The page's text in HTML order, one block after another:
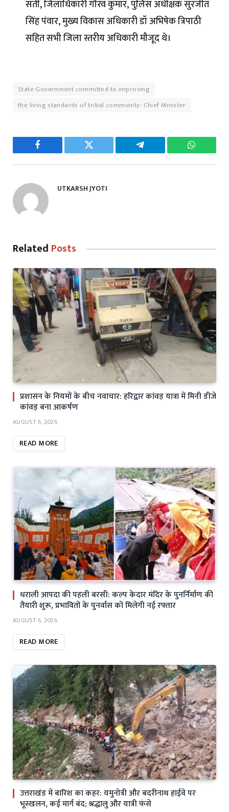
सती, जिलाधिकारी गौरव कुमार, पुलिस अधीक्षक सुरजीत
सिंह पंवार, मुख्य विकास अधिकारी डॉ अभिषेक त्रिपाठी
सहित सभी जिला स्तरीय अधिकारी मौजूद थे।
State Government committed to improving
the living standards of tribal community- Chief Minister
Facebook Twitter Telegram
UTKARSH JYOTI
Related Posts
प्रशासन के नियमों के बीच नवाचार: हरिद्वार कांवड़ यात्रा में मिनी डीजे
कांवड़ बना आकर्षण
AUGUST 6, 2026
READ MORE
धराली आपदा की पहली बरसी: कल्प केदार मंदिर के पुनर्निर्माण की
तैयारी शुरू, प्रभावितों के पुनर्वास को मिलेगी नई रफ्तार
AUGUST 6, 2026
READ MORE
उत्तराखंड में बारिश का कहर: यमुनोत्री और बदरीनाथ हाईवे पर
भूस्खलन, कई मार्ग बंद; श्रद्धालु और यात्री फंसे